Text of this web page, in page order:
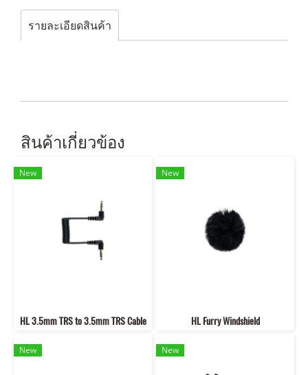
รายละเอียดสินค้า
สินค้าเกี่ยวข้อง
New
HL 3.5mm TRS to 3.5mm TRS Cable
New
HL Furry Windshield
New New